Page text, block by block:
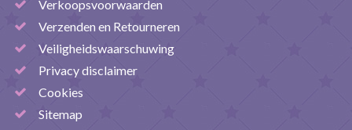
Verkoopsvoorwaarden
Verzenden en Retourneren
Veiligheidswaarschuwing
Privacy disclaimer
Cookies
Sitemap